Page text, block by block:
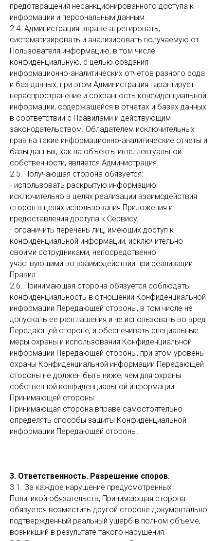
предотвращения несанкционированного доступа к
информации и персональным данным.
2.4. Администрация вправе агрегировать,
систематизировать и анализировать получаемую от
Пользователя информацию, в том числе
конфиденциальную, с целью создания
информационно-аналитических отчетов разного рода
и баз данных, при этом Администрация гарантирует
нераспространение и сохранность конфиденциальной
информации, содержащейся в отчетах и базах данных
в соответствии с Правилами и действующим
законодательством. Обладателем исключительных
прав на такие информационно-аналитические отчеты и
базы данных, как на объекты интеллектуальной
собственности, является Администрация.
2.5. Получающая сторона обязуется:
- использовать раскрытую информацию
исключительно в целях реализации взаимодействия
сторон в целях использования Приложения и
предоставления доступа к Сервису;
- ограничить перечень лиц, имеющих доступ к
конфиденциальной информации, исключительно
своими сотрудниками, непосредственно
участвующими во взаимодействии при реализации
Правил.
2.6. Принимающая сторона обязуется соблюдать
конфиденциальность в отношении Конфиденциальной
информации Передающей стороны, в том числе не
допускать ее разглашения и не использовать во вред
Передающей стороне, и обеспечивать специальные
меры охраны и использования Конфиденциальной
информации Передающей стороны, при этом уровень
охраны Конфиденциальной информации Передающей
стороны не должен быть ниже, чем для охраны
собственной конфиденциальной информации
Принимающей стороны.
Принимающая сторона вправе самостоятельно
определять способы защиты Конфиденциальной
информации Передающей стороны.
3. Ответственность. Разрешение споров.
3.1. За каждое нарушение предусмотренных
Политикой обязательств, Принимающая сторона
обязуется возместить другой стороне документально
подтвержденный реальный ущерб в полном объеме,
возникший в результате такого нарушения.